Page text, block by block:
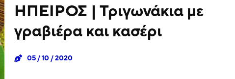
ΗΠΕΙΡΟΣ | Τριγωνάκια με
γραβιέρα και κασέρι
05 / 10 / 2020